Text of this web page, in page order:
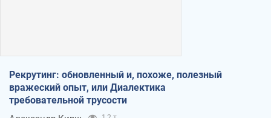
Рекрутинг: обновленный и, похоже, полезный
вражеский опыт, или Диалектика
требовательной трусости